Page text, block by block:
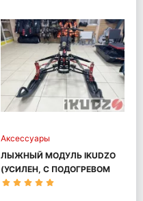
Аксессуары
ЛЫЖНЫЙ МОДУЛЬ IKUDZO
(УСИЛЕН, С ПОДОГРЕВОМ
РУЧЕК, ПЛАСТИКОВЫЕ